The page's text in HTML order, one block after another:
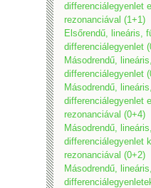
differenciálegyenlet
rezonanciával (1+1)
Elsőrendű, lineáris,
differenciálegyenlet
Másodrendű,
differenciálegyenlet
Másodrendű,
differenciálegyenlet
rezonanciával (0+4)
Másodrendű,
differenciálegyenlet
rezonanciával (0+2)
Másodrendű,